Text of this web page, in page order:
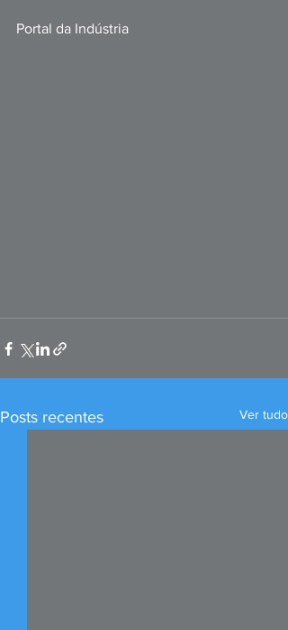
Portal da Indústria
Posts recentes Ver tudo